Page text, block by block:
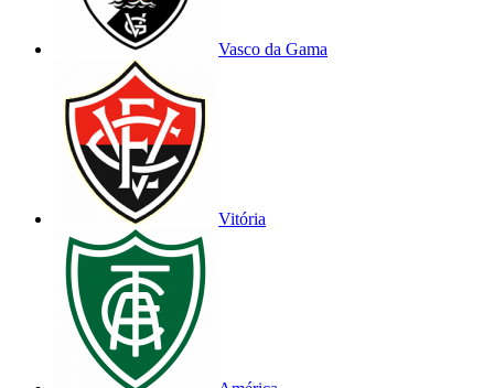
Vasco da Gama
Vitória